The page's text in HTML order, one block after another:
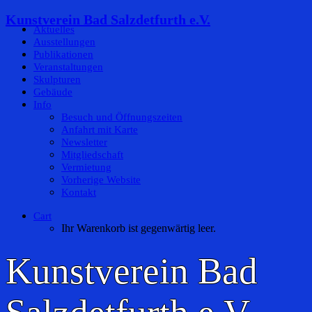
Kunstverein Bad Salzdetfurth e.V.
Aktuelles
Ausstellungen
Publikationen
Veranstaltungen
Skulpturen
Gebäude
Info
Besuch und Öffnungszeiten
Anfahrt mit Karte
Newsletter
Mitgliedschaft
Vermietung
Vorherige Website
Kontakt
Cart
Ihr Warenkorb ist gegenwärtig leer.
Kunstverein Bad